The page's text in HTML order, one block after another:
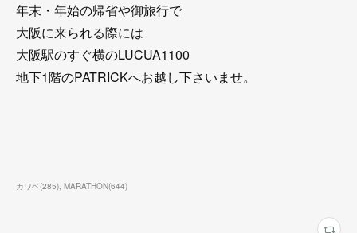
年末・年始の帰省や御旅行で
大阪に来られる際には
大阪駅のすぐ横のLUCUA1100
地下1階のPATRICKへお越し下さいませ。
カワベ(285) MARATHON(644)